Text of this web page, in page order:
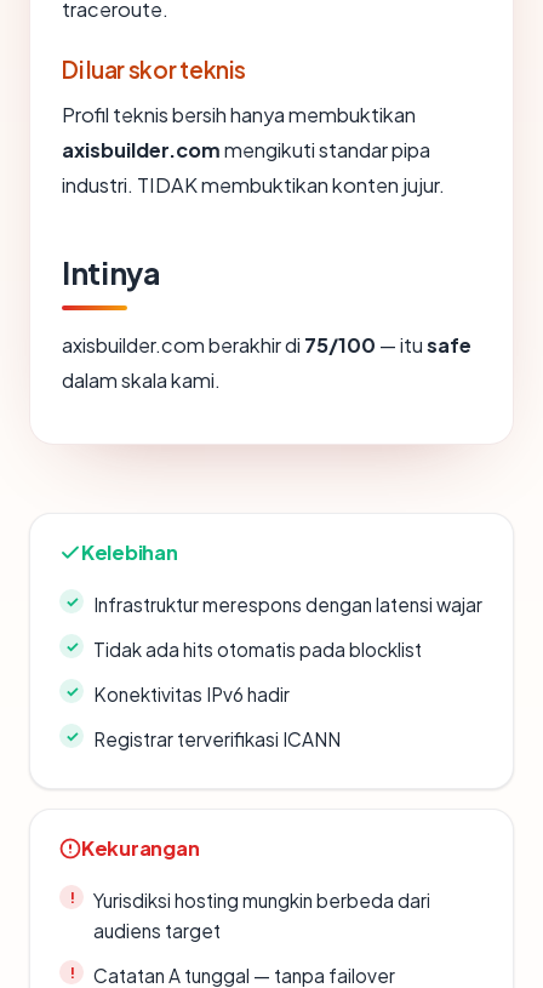
traceroute.
Di luar skor teknis
Profil teknis bersih hanya membuktikan
axisbuilder.commengikuti standar pipa
industri. TIDAK membuktikan konten jujur.
Intinya
axisbuilder.com berakhir di 75/100 — itusafe
dalam skala kami.
Kelebihan
Infrastruktur merespons dengan latensi wajar
Tidak ada hits otomatis pada blocklist
Konektivitas IPv6 hadir
Registrar terverifikasi ICANN
Kekurangan
Yurisdiksi hosting mungkin berbeda dari
audiens target
Catatan A tunggal — tanpa failover